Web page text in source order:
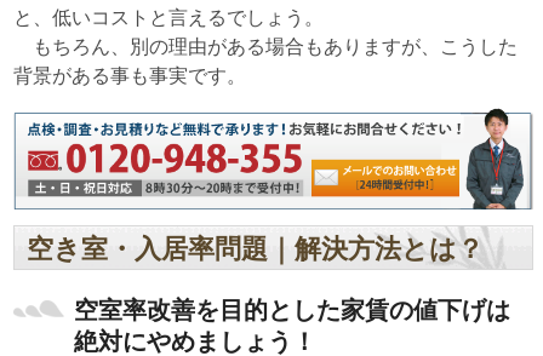
と、低いコストと言えるでしょう。
もちろん、別の理由がある場合もありますが、こうした
背景がある事も事実です。
空き室・入居率問題｜解決方法とは？
空室率改善を目的とした家賃の値下げは
絶対にやめましょう！